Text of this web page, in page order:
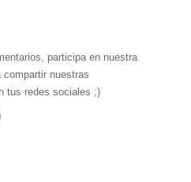
participa en nuestra
compartir nuestras
tus redes sociales ;)